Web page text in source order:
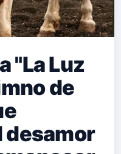
"La Luz
de
desamor